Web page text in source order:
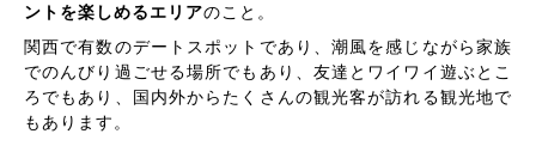
ントを楽しめるエリアのこと。
関西で有数のデートスポットであり、潮風を感じながら家族
でのんびり過ごせる場所でもあり、友達とワイワイ遊ぶとこ
ろでもあり、国内外からたくさんの観光客が訪れる観光地で
もあります。